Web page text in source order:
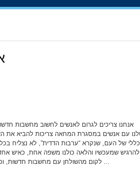
אנחנו צריכים לגרום לאנשים לחשוב מחשבות
עם אנשים במסגרת המחאה צריכות להביא את
של העם, שנקרא “ערבות הדדית”, לא נצליח
להרגיש שמעכשיו והלאה כולנו משפה אחת, כאיש
לקום מהשולחן עם מחשבות חדשות, וכל אחד יחשוב על הבעיות של ...